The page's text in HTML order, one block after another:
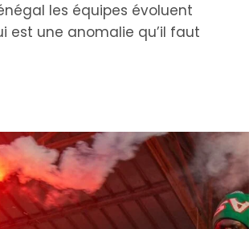
les équipes évoluent
est une anomalie qu’il faut